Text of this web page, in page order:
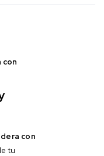
con
con
tu